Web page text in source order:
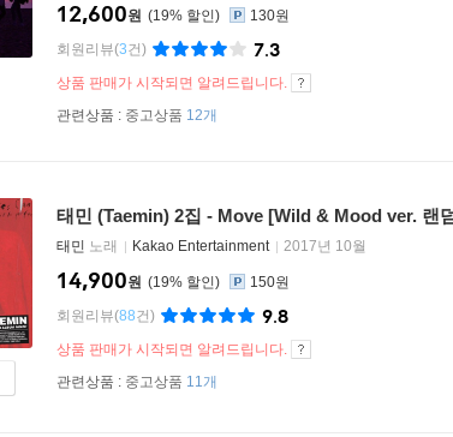
19%
12,600원
130원
회원리뷰(3건) 7.3
상품 판매가 시작되면 알려드립니다.
관련상품 : 중고상품 12개
태민 (Taemin) 2집 - Move [Wild & Mood ver. 랜
태민 노래 Kakao Entertainment 2017년 10월
19%
14,900원
150원
회원리뷰(88건) 9.8
상품 판매가 시작되면 알려드립니다.
관련상품 : 중고상품 11개